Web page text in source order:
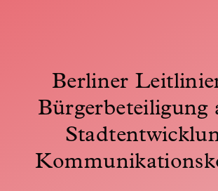
Berliner
Bürgerbeteiligung